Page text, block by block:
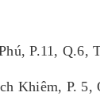
P.11, Q.6,
Khiêm, P. 5,